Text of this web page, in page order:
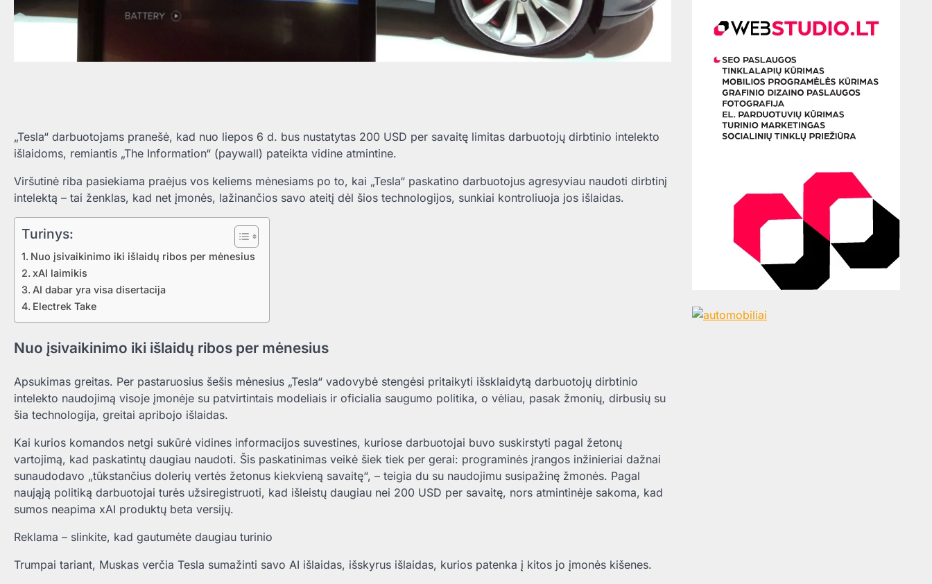
„Tesla“ darbuotojams pranešė, kad nuo liepos 6 d. bus nustatytas 200 USD per savaitę limitas darbuotojų dirbtinio intelekto
išlaidoms, remiantis „The Information“ (paywall) pateikta vidine atmintine.
Viršutinė riba pasiekiama praėjus vos keliems mėnesiams po to, kai „Tesla“ paskatino darbuotojus agresyviau naudoti dirbtinį
intelektą – tai ženklas, kad net įmonės, lažinančios savo ateitį dėl šios technologijos, sunkiai kontroliuoja jos išlaidas.
Turinys:
Nuo įsivaikinimo iki išlaidų ribos per mėnesius
xAI laimikis
AI dabar yra visa disertacija
Electrek Take
Nuo įsivaikinimo iki išlaidų ribos per mėnesius
Apsukimas greitas. Per pastaruosius šešis mėnesius „Tesla“ vadovybė stengėsi pritaikyti išsklaidytą darbuotojų dirbtinio
intelekto naudojimą visoje įmonėje su patvirtintais modeliais ir oficialia saugumo politika, o vėliau, pasak žmonių, dirbusių su
šia technologija, greitai apribojo išlaidas.
Kai kurios komandos netgi sukūrė vidines informacijos suvestines, kuriose darbuotojai buvo suskirstyti pagal žetonų
vartojimą, kad paskatintų daugiau naudoti. Šis paskatinimas veikė šiek tiek per gerai: programinės įrangos inžinieriai dažnai
sunaudodavo „tūkstančius dolerių vertės žetonus kiekvieną savaitę“, – teigia du su naudojimu susipažinę žmonės. Pagal
naująją politiką darbuotojai turės užsiregistruoti, kad išleistų daugiau nei 200 USD per savaitę, nors atmintinėje sakoma, kad
sumos neapima xAI produktų beta versijų.
Reklama – slinkite, kad gautumėte daugiau turinio
Trumpai tariant, Muskas verčia Tesla sumažinti savo AI išlaidas, išskyrus išlaidas, kurios patenka į kitos jo įmonės kišenes.